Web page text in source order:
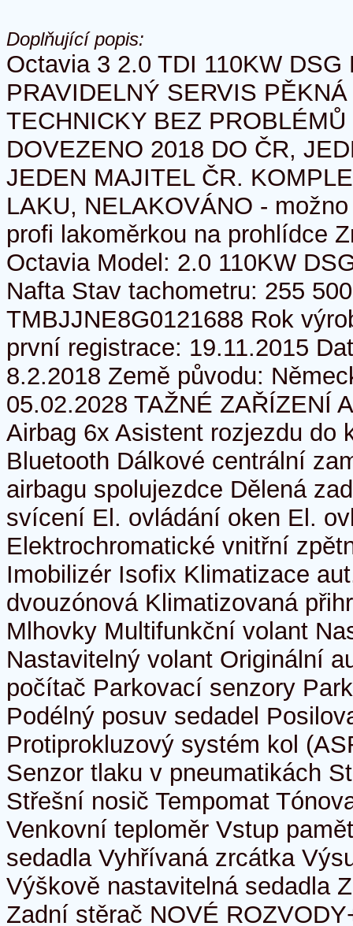
Doplňující popis:
Octavia 3 2.0 TDI 110KW DSG
PRAVIDELNÝ SERVIS
TECHNICKY BEZ
DOVEZENO 2018 DO ČR,
JEDEN MAJITEL ČR.
LAKU, NELAKOVÁNO -
profi lakoměrkou na prohlídce
Octavia Model: 2.0 110KW
Nafta Stav tachometru: 255
TMBJJNE8G0121688 Rok
první registrace: 19.11.2015
8.2.2018 Země původu:
05.02.2028 TAŽNÉ ZAŘÍZENÍ
Airbag 6x Asistent rozjezdu do
Bluetooth Dálkové centrální
airbagu spolujezdce Dělená
svícení El. ovládání oken El.
Elektrochromatické vnitřní
Imobilizér Isofix Klimatizace
dvouzónová Klimatizovaná
Mlhovky Multifunkční volant
Nastavitelný volant Originální
počítač Parkovací senzory
Podélný posuv sedadel
Protiprokluzový systém kol
Senzor tlaku v pneumatikách
Střešní nosič Tempomat
Venkovní teploměr Vstup
sedadla Vyhřívaná zrcátka
Výškově nastavitelná sedadla
Zadní stěrač NOVÉ